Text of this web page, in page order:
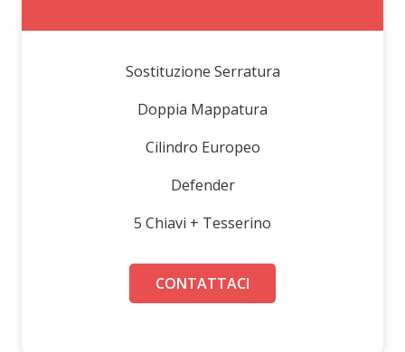
Sostituzione Serratura
Doppia Mappatura
Cilindro Europeo
Defender
5 Chiavi + Tesserino
CONTATTACI